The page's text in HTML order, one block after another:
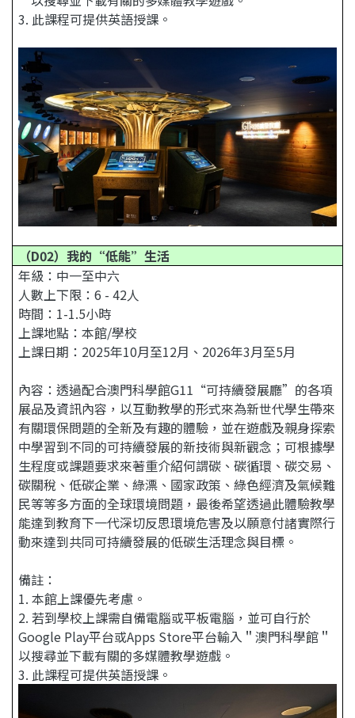
3. 此課程可提供英語授課。
（D02）我的“低能”生活
年級：中一至中六
人數上下限：6 - 42人
時間：1-1.5小時
上課地點：本館/學校
上課日期：2025年10月至12月、2026年3月至5月
內容：透過配合澳門科學館G11“可持續發展廳”的各項
展品及資訊內容，以互動教學的形式來為新世代學生帶來
有關環保問題的全新及有趣的體驗，並在遊戲及親身探索
中學習到不同的可持續發展的新技術與新觀念；可根據學
生程度或課題要求來著重介紹何謂碳、碳循環、碳交易、
碳關稅、低碳企業、綠漂、國家政策、綠色經濟及氣候難
民等等多方面的全球環境問題，最後希望透過此體驗教學
能達到教育下一代深切反思環境危害及以願意付諸實際行
動來達到共同可持續發展的低碳生活理念與目標。
備註：
1. 本館上課優先考慮。
2. 若到學校上課需自備電腦或平板電腦，並可自行於
Google Play平台或Apps Store平台輸入＂澳門科學館＂
以搜尋並下載有關的多媒體教學遊戲。
3. 此課程可提供英語授課。